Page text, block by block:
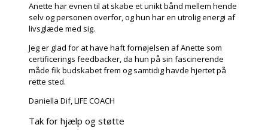
Anette har evnen til at skabe et unikt bånd mellem hende
selv og personen overfor, og hun har en utrolig energi af
livsglæde med sig.
Jeg er glad for at have haft fornøjelsen af Anette som
certificerings feedbacker, da hun på sin fascinerende
måde fik budskabet frem og samtidig havde hjertet på
rette sted.
Daniella Dif, LIFE COACH
Tak for hjælp og støtte